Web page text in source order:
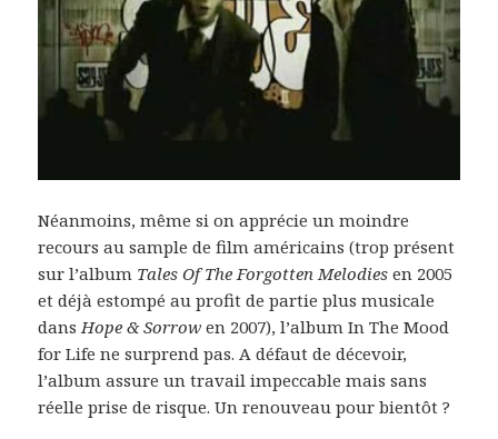
Néanmoins, même si on apprécie un moindre
recours au sample de film américains (trop présent
sur l’album Tales Of The Forgotten Melodies en 2005
et déjà estompé au profit de partie plus musicale
dansHope & Sorrow en 2007), l’album In The Mood
for Life ne surprend pas. A défaut de décevoir,
l’album assure un travail impeccable mais sans
réelle prise de risque. Un renouveau pour bientôt ?